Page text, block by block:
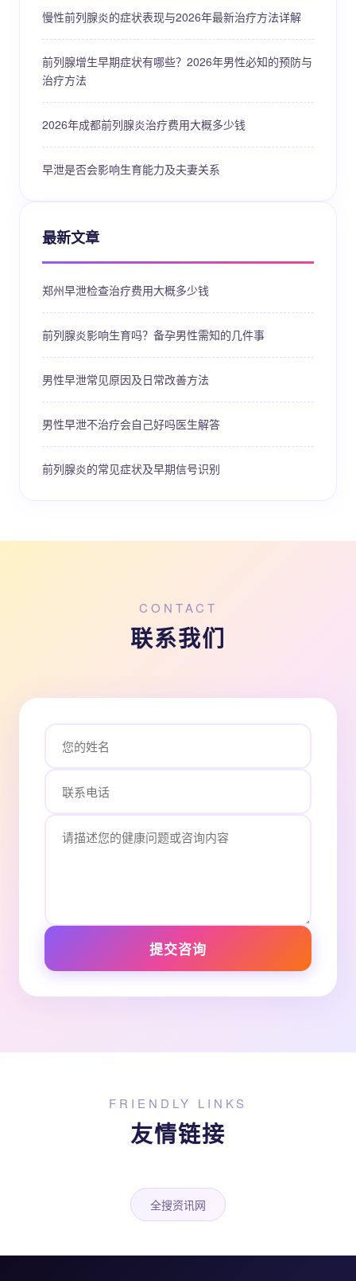
慢性前列腺炎的症状表现与2026年最新治疗方法详解
前列腺增生早期症状有哪些？2026年男性必知的预防与
治疗方法
2026年成都前列腺炎治疗费用大概多少钱
早泄是否会影响生育能力及夫妻关系
最新文章
郑州早泄检查治疗费用大概多少钱
前列腺炎影响生育吗？备孕男性需知的几件事
男性早泄常见原因及日常改善方法
男性早泄不治疗会自己好吗医生解答
前列腺炎的常见症状及早期信号识别
CONTACT
联系我们
提交咨询
FRIENDLY LINKS
友情链接
全搜资讯网